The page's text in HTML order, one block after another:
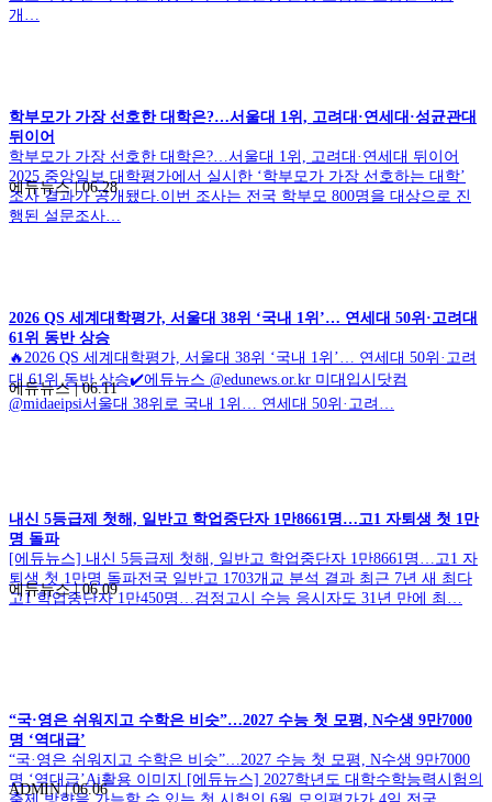
개…
학부모가 가장 선호한 대학은?…서울대 1위, 고려대·연세대·성균관대
뒤이어
학부모가 가장 선호한 대학은?…서울대 1위, 고려대·연세대 뒤이어
2025 중앙일보 대학평가에서 실시한 ‘학부모가 가장 선호하는 대학’
조사 결과가 공개됐다.이번 조사는 전국 학부모 800명을 대상으로 진
행된 설문조사…
에듀뉴스| 06.28
2026 QS 세계대학평가, 서울대 38위 ‘국내 1위’… 연세대 50위·고려대
61위 동반 상승
🔥2026 QS 세계대학평가, 서울대 38위 ‘국내 1위’… 연세대 50위·고려
대 61위 동반 상승✔️에듀뉴스 @edunews.or.kr 미대입시닷컴
@midaeipsi서울대 38위로 국내 1위… 연세대 50위·고려…
에듀뉴스| 06.11
내신 5등급제 첫해, 일반고 학업중단자 1만8661명…고1 자퇴생 첫 1만
명 돌파
[에듀뉴스] 내신 5등급제 첫해, 일반고 학업중단자 1만8661명…고1 자
퇴생 첫 1만명 돌파전국 일반고 1703개교 분석 결과 최근 7년 새 최다
고1 학업중단자 1만450명…검정고시 수능 응시자도 31년 만에 최…
에듀뉴스| 06.09
“국·영은 쉬워지고 수학은 비슷”…2027 수능 첫 모평, N수생 9만7000
명 ‘역대급’
“국·영은 쉬워지고 수학은 비슷”…2027 수능 첫 모평, N수생 9만7000
명 ‘역대급’Ai활용 이미지 [에듀뉴스] 2027학년도 대학수학능력시험의
ADMIN| 06.06